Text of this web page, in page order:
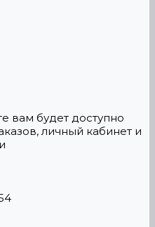
вам будет доступно
личный кабинет и